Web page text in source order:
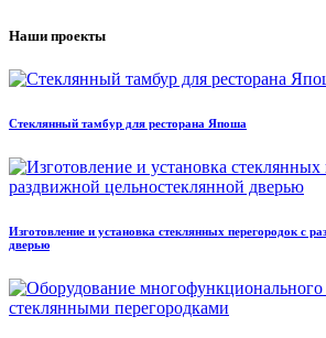
Наши проекты
Стеклянный тамбур для ресторана Япоша
Изготовление и установка стеклянных перегородок с
дверью